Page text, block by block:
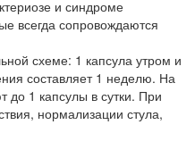
и синдроме
всегда сопровождаются
схеме: 1 капсула утром и
составляет 1 неделю. На
1 капсулы в сутки. При
нормализации стула,